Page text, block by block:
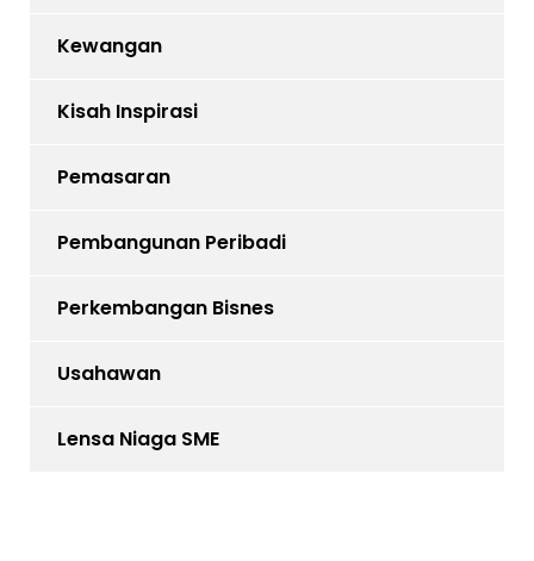
Kewangan
Kisah Inspirasi
Pemasaran
Pembangunan Peribadi
Perkembangan Bisnes
Usahawan
Lensa Niaga SME